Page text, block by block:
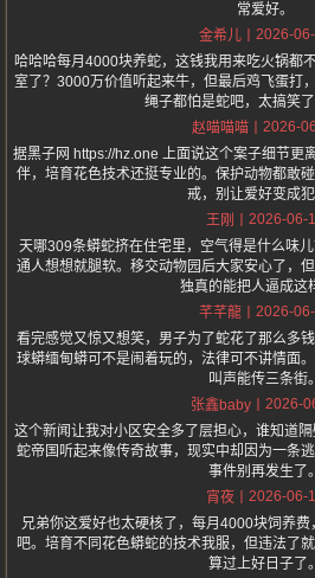
常爱好。
金希儿
2026-
哈哈哈每月4000块养蛇，这钱我用来吃火锅都
室了？3000万价值听起来牛，但最后鸡飞蛋打
绳子都怕是蛇吧，太搞笑了
赵喵喵喵
2026-
据黑子网 https://hz.one 上面说这个案子细节更
伴，培育花色技术还挺专业的。保护动物都敢
戒，别让爱好变成犯
王刚
2026-06-
天哪309条蟒蛇挤在住宅里，空气得是什么味
通人想想就腿软。移交动物园后大家安心了，
独真的能把人逼成这
芊芊龍
2026-
看完感觉又惊又想笑，男子为了蛇花了那么多
球蟒缅甸蟒可不是闹着玩的，法律可不讲情面
叫声能传三条街。
张鑫baby
2026-
这个新闻让我对小区安全多了层担心，谁知道
蛇帝国听起来像传奇故事，现实中却因为一条
事件别再发生了。
宵夜
2026-06-
兄弟你这爱好也太硬核了，每月4000块饲养
吧。培育不同花色蟒蛇的技术我服，但违法了
算过上好日子了。